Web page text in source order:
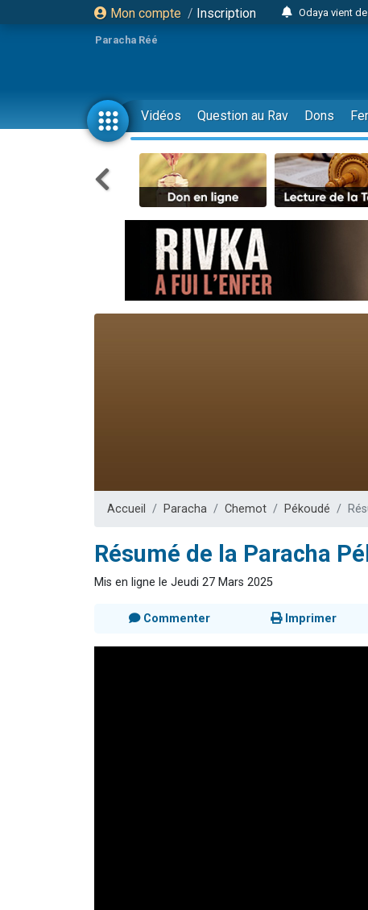
Mon compte / Inscription
Odaya vient
3
2 personnes
13
12
30
Il reste
3 personnes
2 personnes
3 personnes
2
8
Il reste
Nathaniel
Paracha Réé
Vidéos Question au Rav Dons
Accueil Paracha Chemot Pékoudé
Résumé de la Paracha
Mis en ligne le Jeudi 27 Mars 2025
Commenter Imprimer